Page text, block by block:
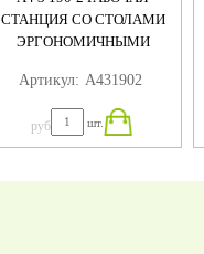
СТАНЦИЯ СО СТОЛАМИ
ЭРГОНОМИЧНЫМИ
280X184X75
Артикул: А431902
руб шт.